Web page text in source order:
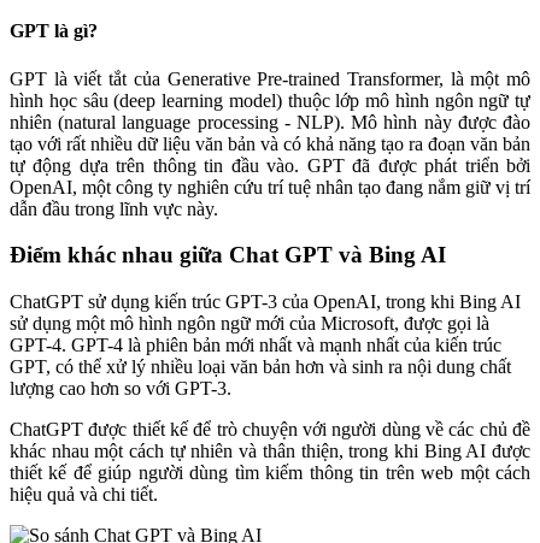
GPT là gì?
GPT là viết tắt của Generative Pre-trained Transformer, là một mô
hình học sâu (deep learning model) thuộc lớp mô hình ngôn ngữ tự
nhiên (natural language processing - NLP). Mô hình này được đào
tạo với rất nhiều dữ liệu văn bản và có khả năng tạo ra đoạn văn bản
tự động dựa trên thông tin đầu vào. GPT đã được phát triển bởi
OpenAI, một công ty nghiên cứu trí tuệ nhân tạo đang nắm giữ vị trí
dẫn đầu trong lĩnh vực này.
Điểm khác nhau giữa Chat GPT và Bing AI
ChatGPT sử dụng kiến trúc GPT-3 của OpenAI, trong khi Bing AI
sử dụng một mô hình ngôn ngữ mới của Microsoft, được gọi là
GPT-4. GPT-4 là phiên bản mới nhất và mạnh nhất của kiến trúc
GPT, có thể xử lý nhiều loại văn bản hơn và sinh ra nội dung chất
lượng cao hơn so với GPT-3.
ChatGPT được thiết kế để trò chuyện với người dùng về các chủ đề
khác nhau một cách tự nhiên và thân thiện, trong khi Bing AI được
thiết kế để giúp người dùng tìm kiếm thông tin trên web một cách
hiệu quả và chi tiết.